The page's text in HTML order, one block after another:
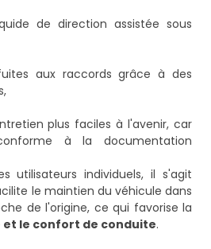
de direction assistée sous
aux raccords grâce à des
plus faciles à l'avenir, car
à la documentation
utilisateurs individuels, il s'agit
le maintien du véhicule dans
de l'origine, ce qui favorise la
le confort de conduite.